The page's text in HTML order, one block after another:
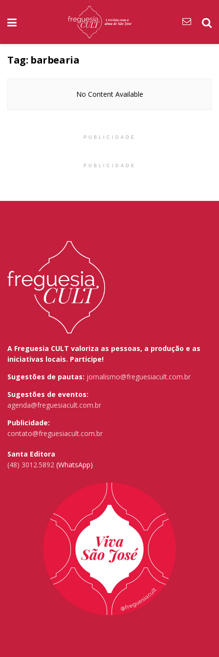
Tag: barbearia
No Content Available
PUBLICIDADE
PUBLICIDADE
A Freguesia CULT valoriza as pessoas, a produção e as
iniciativas locais. Participe!
Sugestões de pautas: jornalismo@freguesiacult.com.br
Sugestões de eventos:
agenda@freguesiacult.com.br
Publicidade:
contato@freguesiacult.com.br
Santa Editora
(48) 3012.5892 (WhatsApp)